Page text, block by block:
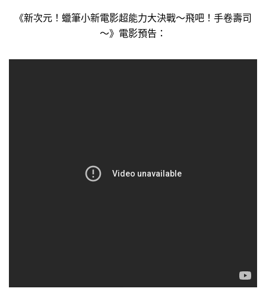
《新次元！蠟筆小新電影超能力大決戰～飛吧！手卷壽司
～》電影預告：